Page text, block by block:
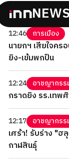
12:46 การเมือง
นายกฯ เสียใจคร
ยิง-เข้มพกปืน
12:24 อาชญากรร
กราดยิง รร.เทพ
12:17 อาชญากรร
เศร้า! รับร่าง "ฮ
กาฬสินธุ์